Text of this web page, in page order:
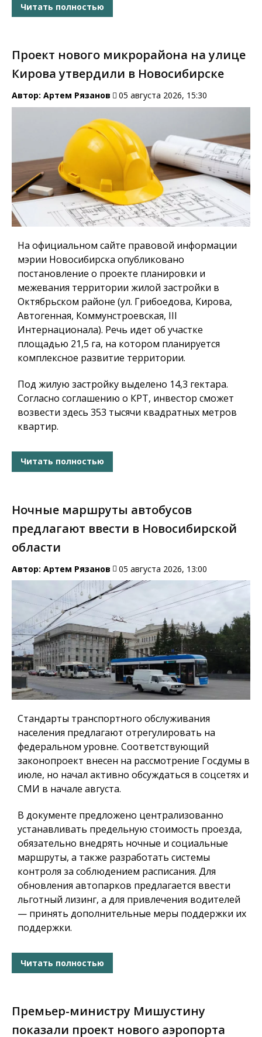
Читать полностью
Проект нового микрорайона на улице
Кирова утвердили в Новосибирске
Автор: Артем Рязанов 05 августа 2026, 15:30
На официальном сайте правовой информации
мэрии Новосибирска опубликовано
постановление о проекте планировки и
межевания территории жилой застройки в
Октябрьском районе (ул. Грибоедова, Кирова,
Автогенная, Коммунстроевская, III
Интернационала). Речь идет об участке
площадью 21,5 га, на котором планируется
комплексное развитие территории.
Под жилую застройку выделено 14,3 гектара.
Согласно соглашению о КРТ, инвестор сможет
возвести здесь 353 тысячи квадратных метров
квартир.
Читать полностью
Ночные маршруты автобусов
предлагают ввести в Новосибирской
области
Автор: Артем Рязанов 05 августа 2026, 13:00
Стандарты транспортного обслуживания
населения предлагают отрегулировать на
федеральном уровне. Соответствующий
законопроект внесен на рассмотрение Госдумы в
июле, но начал активно обсуждаться в соцсетях и
СМИ в начале августа.
В документе предложено централизованно
устанавливать предельную стоимость проезда,
обязательно внедрять ночные и социальные
маршруты, а также разработать системы
контроля за соблюдением расписания. Для
обновления автопарков предлагается ввести
льготный лизинг, а для привлечения водителей
— принять дополнительные меры поддержки их
поддержки.
Читать полностью
Премьер-министру Мишустину
показали проект нового аэропорта